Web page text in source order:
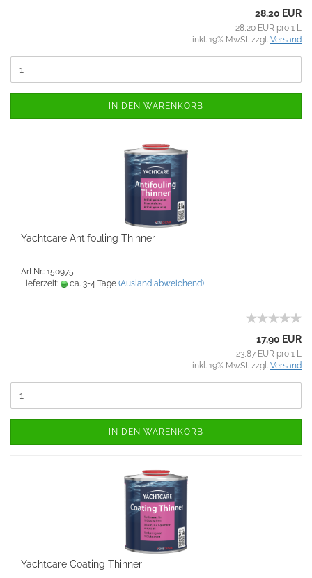
28,20 EUR
28,20 EUR pro 1 L
inkl. 19% MwSt. zzgl. Versand
IN DEN WARENKORB
Yachtcare Antifouling Thinner
Art.Nr.: 150975
Lieferzeit:
ca. 3-4 Tage (Ausland abweichend)
17,90 EUR
23,87 EUR pro 1 L
inkl. 19% MwSt. zzgl. Versand
IN DEN WARENKORB
Yachtcare Coating Thinner